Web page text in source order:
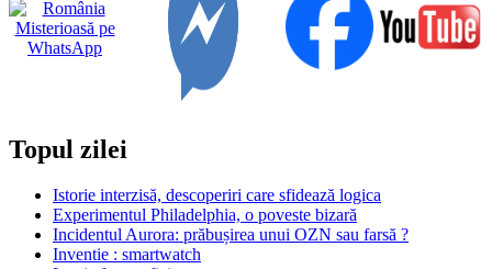
au
schimbat
istoria.
Topul zilei
Istorie interzisă, descoperiri care sfidează logica
Experimentul Philadelphia, o poveste bizară
Incidentul Aurora: prăbușirea unui OZN sau farsă ?
Inventie : smartwatch